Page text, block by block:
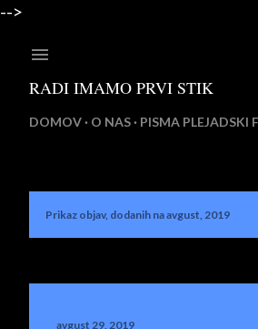
-->
RADI IMAMO PRVI STIK
DOMOV O NAS PISMA PLEJADSKI
OPrikaz objav, dodanih na avgust, 2019
avgust 29, 2019